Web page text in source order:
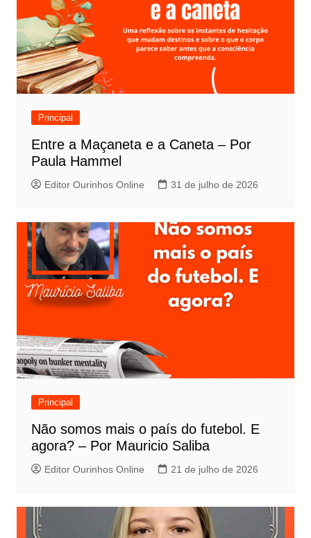
Principal
Entre a Maçaneta e a Caneta – Por
Paula Hammel
Editor Ourinhos Online 31 de julho de 2026
Principal
Não somos mais o país do futebol. E
agora? – Por Mauricio Saliba
Editor Ourinhos Online 21 de julho de 2026